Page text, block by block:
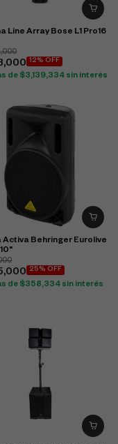
Line Array Bose L1 Pro16
12% OFF
de $3,139,334 sin interés
Activa Behringer Eurolive
25% OFF
de $358,334 sin interés